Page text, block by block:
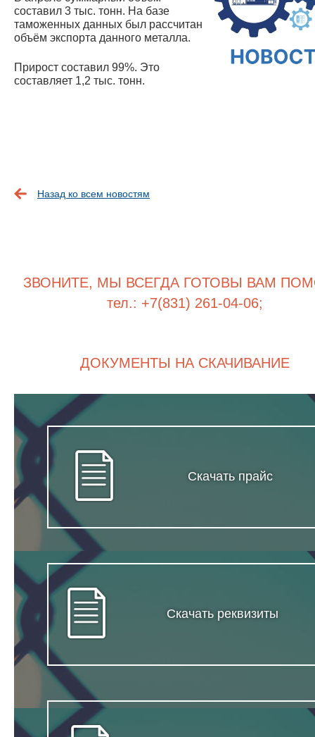
составил 3 тыс. тонн. На базе
таможенных данных был рассчитан
объём экспорта данного металла.
Прирост составил 99%. Это
составляет 1,2 тыс. тонн.
Назад ко всем новостям
ЗВОНИТЕ, МЫ ВСЕГДА ГОТОВЫ ВАМ
тел.: +7(831) 261-04-06;
ДОКУМЕНТЫ НА СКАЧИВАНИЕ
Скачать прайс
Скачать реквизиты